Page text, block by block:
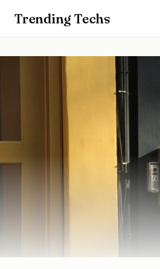
Trending Techs
Keuken & Huishouden
Smart Home & Beveiliging
Kantoor & Werkplek
Maak kennis met ons team